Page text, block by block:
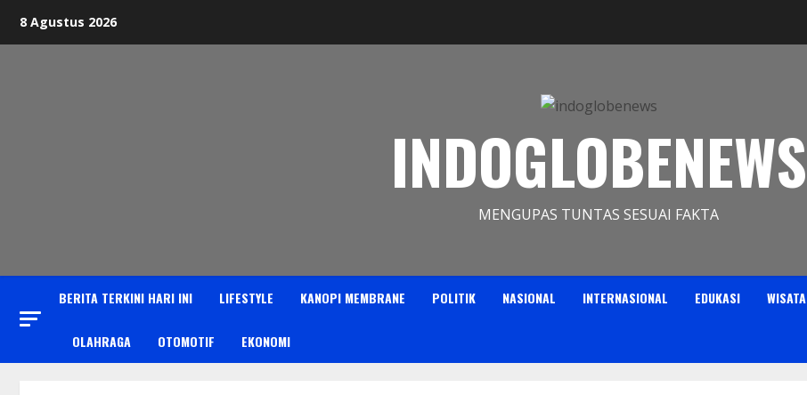
8 Agustus 2026
INDOGLOBENEWS
MENGUPAS TUNTAS SESUAI FAKTA
BERITA TERKINI HARI INI LIFESTYLE KANOPI MEMBRANE POLITIK NASIONAL INTERNASIONAL EDUKASI WISATA
OLAHRAGA OTOMOTIF EKONOMI